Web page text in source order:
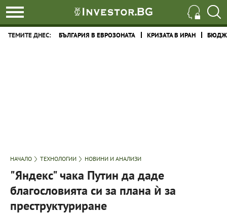
ТЕМИТЕ ДНЕС: БЪЛГАРИЯ В ЕВРОЗОНАТА КРИЗАТА В ИРАН
НАЧАЛО ТЕХНОЛОГИИ НОВИНИ И АНАЛИЗИ
"Яндекс" чака Путин да даде
благословията си за плана ѝ за
преструктуриране